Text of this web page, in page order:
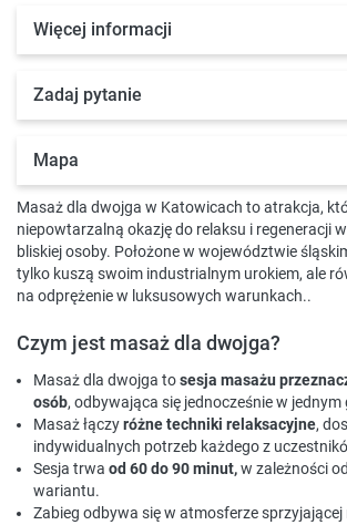
Więcej informacji
Zadaj pytanie
Mapa
Masaż dla dwojga w Katowicach to atrakcja,
niepowtarzalną okazję do relaksu i regeneracji
bliskiej osoby. Położone w województwie
tylko kuszą swoim industrialnym urokiem, ale
na odprężenie w luksusowych warunkach..
Czym jest masaż dla dwojga?
Masaż dla dwojga tosesja masażu
osób, odbywająca się jednocześnie w jednym
Masaż łączyróżne techniki relaksacyjne,
indywidualnych potrzeb każdego z
Sesja trwa od 60 do 90 minut,w zależności
wariantu.
Zabieg odbywa się w atmosferze sprzyjającej